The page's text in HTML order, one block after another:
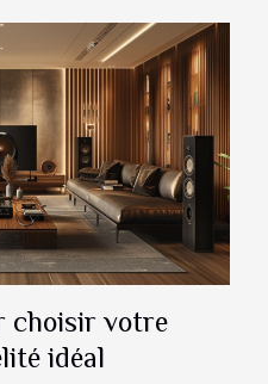
choisir votre
idéal